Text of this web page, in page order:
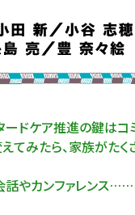
ドケア推進の鍵はコ
てみたら、家族がたく
やカンファレンス